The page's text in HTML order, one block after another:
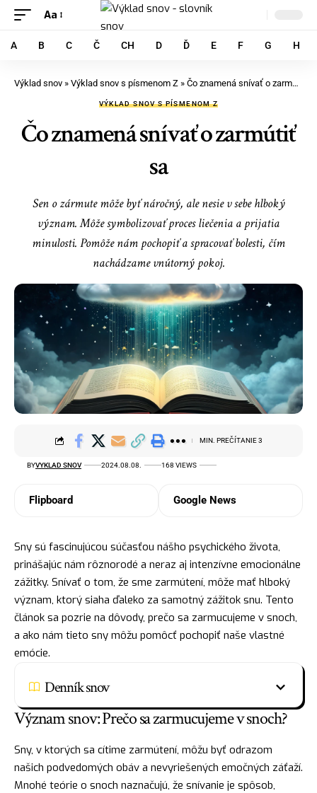
Aa
A B C Č CH D Ď E F G H
Výklad snov » Výklad snov s písmenom Z » Čo znamená snívať o zarmútiť sa
VÝKLAD SNOV S PÍSMENOM Z
Čo znamená snívať o zarmútiť
sa
Sen o zármute môže byť náročný, ale nesie v sebe hlboký
význam. Môže symbolizovať proces liečenia a prijatia
minulosti. Pomôže nám pochopiť a spracovať bolesti, čím
nachádzame vnútorný pokoj.
BYVYKLAD SNOV 2024.08.08. 168 VIEWS
MIN. PREČÍTANIE 3
Flipboard Google News
Sny sú fascinujúcou súčasťou nášho psychického života,
prinášajúc nám rôznorodé a neraz aj intenzívne emocionálne
zážitky. Snívať o tom, že sme zarmútení, môže mať hlboký
význam, ktorý siaha ďaleko za samotný zážitok snu. Tento
článok sa pozrie na dôvody, prečo sa zarmucujeme v snoch,
a ako nám tieto sny môžu pomôcť pochopiť naše vlastné
emócie.
Denník snov
Význam snov: Prečo sa zarmucujeme v snoch?
Sny, v ktorých sa cítime zarmútení, môžu byť odrazom
našich podvedomých obáv a nevyriešených emočných záťaží.
Mnohé teórie o snoch naznačujú, že snívanie je spôsob,